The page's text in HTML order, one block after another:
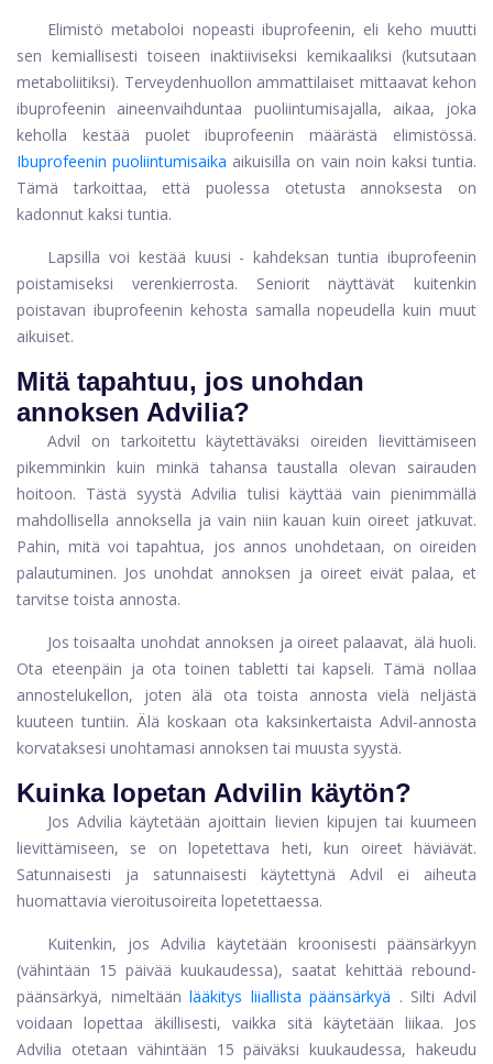
Elimistö metaboloi nopeasti ibuprofeenin, eli keho muutti
sen kemiallisesti toiseen inaktiiviseksi kemikaaliksi (kutsutaan
metaboliitiksi). Terveydenhuollon ammattilaiset mittaavat kehon
ibuprofeenin aineenvaihduntaa puoliintumisajalla, aikaa, joka
keholla kestää puolet ibuprofeenin määrästä elimistössä.
Ibuprofeenin puoliintumisaika aikuisilla on vain noin kaksi tuntia.
Tämä tarkoittaa, että puolessa otetusta annoksesta on
kadonnut kaksi tuntia.
Lapsilla voi kestää kuusi - kahdeksan tuntia ibuprofeenin
poistamiseksi verenkierrosta. Seniorit näyttävät kuitenkin
poistavan ibuprofeenin kehosta samalla nopeudella kuin muut
aikuiset.
Mitä tapahtuu, jos unohdan
annoksen Advilia?
Advil on tarkoitettu käytettäväksi oireiden lievittämiseen
pikemminkin kuin minkä tahansa taustalla olevan sairauden
hoitoon. Tästä syystä Advilia tulisi käyttää vain pienimmällä
mahdollisella annoksella ja vain niin kauan kuin oireet jatkuvat.
Pahin, mitä voi tapahtua, jos annos unohdetaan, on oireiden
palautuminen. Jos unohdat annoksen ja oireet eivät palaa, et
tarvitse toista annosta.
Jos toisaalta unohdat annoksen ja oireet palaavat, älä huoli.
Ota eteenpäin ja ota toinen tabletti tai kapseli. Tämä nollaa
annostelukellon, joten älä ota toista annosta vielä neljästä
kuuteen tuntiin. Älä koskaan ota kaksinkertaista Advil-annosta
korvataksesi unohtamasi annoksen tai muusta syystä.
Kuinka lopetan Advilin käytön?
Jos Advilia käytetään ajoittain lievien kipujen tai kuumeen
lievittämiseen, se on lopetettava heti, kun oireet häviävät.
Satunnaisesti ja satunnaisesti käytettynä Advil ei aiheuta
huomattavia vieroitusoireita lopetettaessa.
Kuitenkin, jos Advilia käytetään kroonisesti päänsärkyyn
(vähintään 15 päivää kuukaudessa), saatat kehittää rebound-
päänsärkyä, nimeltään lääkitys liiallista päänsärkyä . Silti Advil
voidaan lopettaa äkillisesti, vaikka sitä käytetään liikaa. Jos
Advilia otetaan vähintään 15 päiväksi kuukaudessa, hakeudu